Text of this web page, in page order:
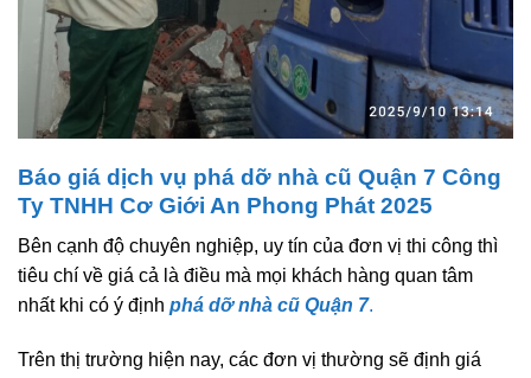
Báo giá dịch vụ phá dỡ nhà cũ Quận 7 Công
Ty TNHH Cơ Giới An Phong Phát 2025
Bên cạnh độ chuyên nghiệp, uy tín của đơn vị thi công thì
tiêu chí về giá cả là điều mà mọi khách hàng quan tâm
nhất khi có ý định phá dỡ nhà cũ Quận 7.
Trên thị trường hiện nay, các đơn vị thường sẽ định giá